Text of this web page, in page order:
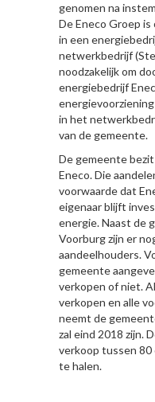
genomen na
De Eneco Groep
in een
netwerkbedrijf
noodzakelijk om
energiebedrijf
in het
van de gemeente.
De gemeente
Eneco. Die
voorwaarde dat
eigenaar blijft
energie. Naast de
Voorburg zijn er
aandeelhouders.
gemeente
verkopen of niet.
verkopen en alle
neemt de
zal eind 2018 zijn.
verkoop tussen 80
te halen.